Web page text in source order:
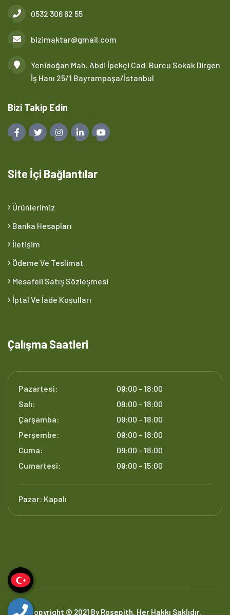
0532 306 62 55
bizimaktar@gmail.com
Yenidoğan Mah. Abdi İpekçi Cad. Burcu Sokak Dirgen
İş Hanı 25/1 Bayrampaşa/İstanbul
Bizi Takip Edin
Site İçi Bağlantılar
Ürünlerimiz
Banka Hesapları
İletişim
Ödeme Ve Teslimat
Mesafeli Satış Sözleşmesi
İptal Ve İade Koşulları
Çalışma Saatleri
Pazartesi:
09:00 - 18:00
Salı:
09:00 - 18:00
Çarşamba:
09:00 - 18:00
Perşembe:
09:00 - 18:00
Cuma:
09:00 - 18:00
Cumartesi:
09:00 - 15:00
Pazar: Kapalı
Copyright © 2021 By Rosepith. Her Hakkı Saklıdır.